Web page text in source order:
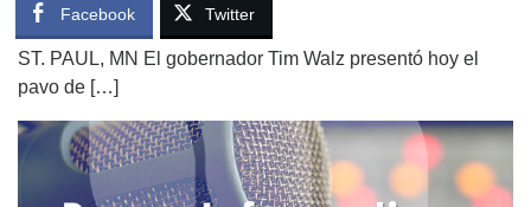
Facebook Twitter
ST. PAUL, MN El gobernador Tim Walz presentó hoy el
pavo de […]